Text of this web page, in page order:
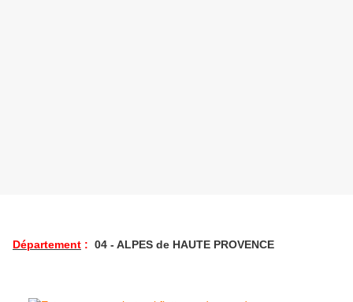
Département : 04 - ALPES de HAUTE PROVENCE